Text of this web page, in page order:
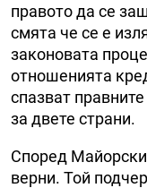
правото да се
смята че се е
законовата
отношенията
спазват
за двете страни.
Според
верни. Той